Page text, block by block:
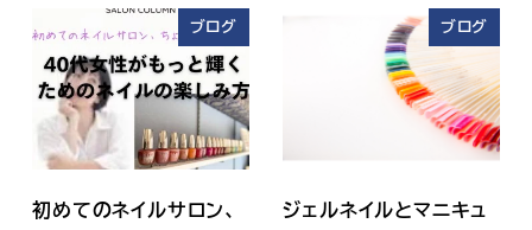
ブログ
初めてのネイルサロン、
ブログ
ジェルネイルとマニキュ